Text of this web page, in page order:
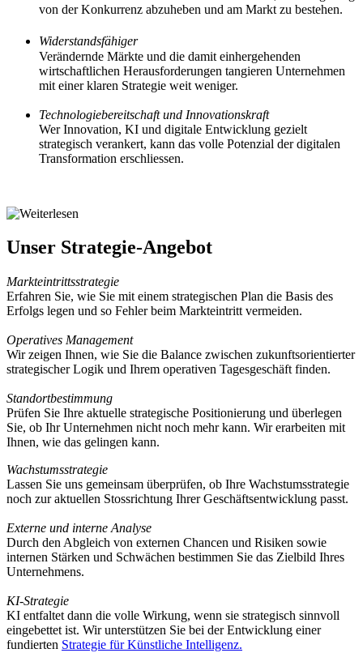
von der Konkurrenz abzuheben und am Markt zu bestehen.
Widerstandsfähiger
Verändernde Märkte und die damit einhergehenden
wirtschaftlichen Herausforderungen tangieren Unternehmen
mit einer klaren Strategie weit weniger.
Technologiebereitschaft und Innovationskraft
Wer Innovation, KI und digitale Entwicklung gezielt
strategisch verankert, kann das volle Potenzial der digitalen
Transformation erschliessen.
Unser Strategie-Angebot
Markteintrittsstrategie
Erfahren Sie, wie Sie mit einem strategischen Plan die Basis des
Erfolgs legen und so Fehler beim Markteintritt vermeiden.
Operatives Management
Wir zeigen Ihnen, wie Sie die Balance zwischen zukunftsorientierter
strategischer Logik und Ihrem operativen Tagesgeschäft finden.
Standortbestimmung
Prüfen Sie Ihre aktuelle strategische Positionierung und überlegen
Sie, ob Ihr Unternehmen nicht noch mehr kann. Wir erarbeiten mit
Ihnen, wie das gelingen kann.
Wachstumsstrategie
Lassen Sie uns gemeinsam überprüfen, ob Ihre Wachstumsstrategie
noch zur aktuellen Stossrichtung Ihrer Geschäftsentwicklung passt.
Externe und interne Analyse
Durch den Abgleich von externen Chancen und Risiken sowie
internen Stärken und Schwächen bestimmen Sie das Zielbild Ihres
Unternehmens.
KI-Strategie
KI entfaltet dann die volle Wirkung, wenn sie strategisch sinnvoll
eingebettet ist. Wir unterstützen Sie bei der Entwicklung einer
fundierten Strategie für Künstliche Intelligenz.